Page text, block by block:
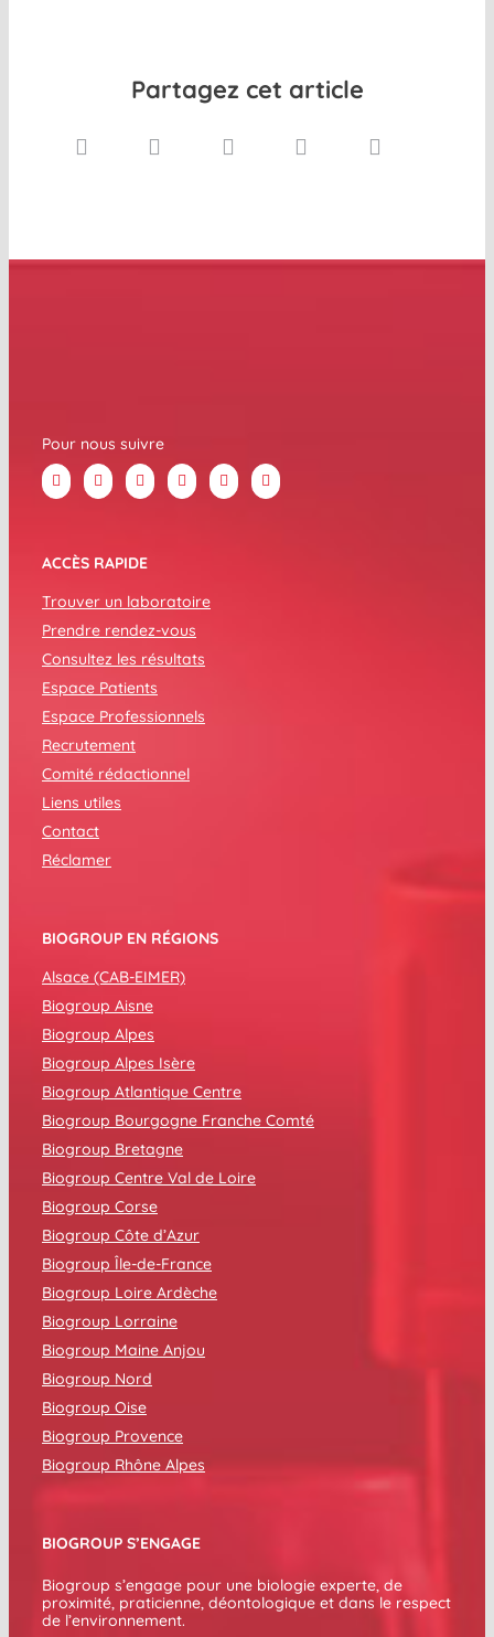
Partagez cet article
Pour nous suivre
ACCÈS RAPIDE
Trouver un laboratoire
Prendre rendez-vous
Consultez les résultats
Espace Patients
Espace Professionnels
Recrutement
Comité rédactionnel
Liens utiles
Contact
Réclamer
BIOGROUP EN RÉGIONS
Alsace (CAB-EIMER)
Biogroup Aisne
Biogroup Alpes
Biogroup Alpes Isère
Biogroup Atlantique Centre
Biogroup Bourgogne Franche Comté
Biogroup Bretagne
Biogroup Centre Val de Loire
Biogroup Corse
Biogroup Côte d’Azur
Biogroup Île-de-France
Biogroup Loire Ardèche
Biogroup Lorraine
Biogroup Maine Anjou
Biogroup Nord
Biogroup Oise
Biogroup Provence
Biogroup Rhône Alpes
BIOGROUP S’ENGAGE
Biogroup s’engage pour une biologie experte, de
proximité, praticienne, déontologique et dans le respect
de l’environnement.